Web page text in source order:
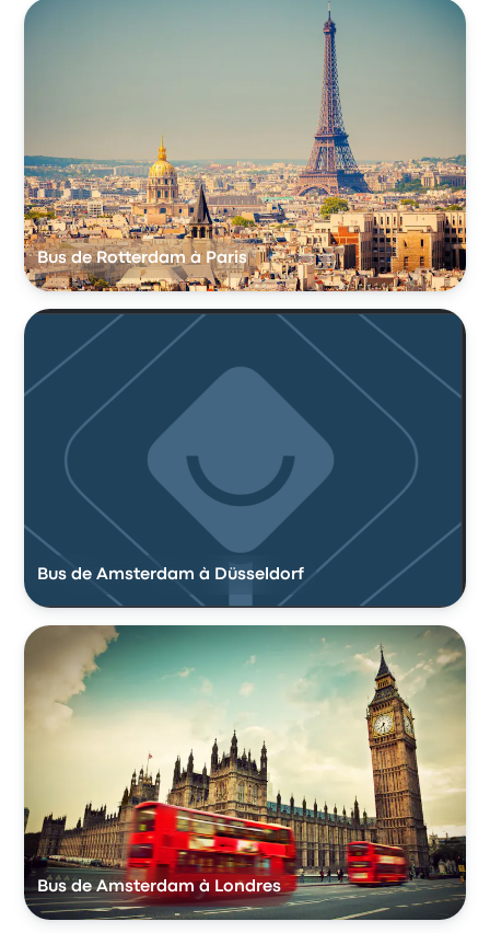
Bus de Rotterdam à Paris
Bus de Amsterdam à Düsseldorf
Bus de Amsterdam à Londres